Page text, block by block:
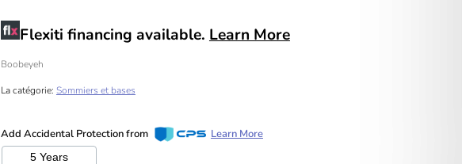
Flexiti financing available. Learn More
Boobeyeh
La catégorie: Sommiers et bases
Add Accidental Protection from Learn More
5 Years